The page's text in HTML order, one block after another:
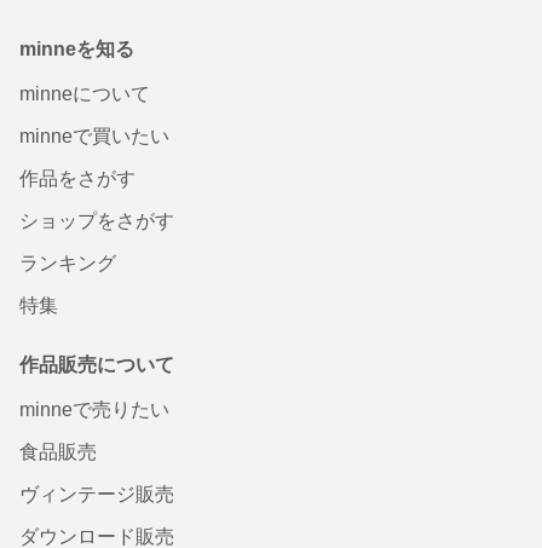
minneを知る
minneについて
minneで買いたい
作品をさがす
ショップをさがす
ランキング
特集
作品販売について
minneで売りたい
食品販売
ヴィンテージ販売
ダウンロード販売